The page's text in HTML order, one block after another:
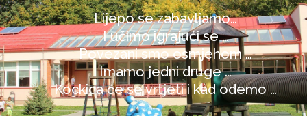
Lijepo se zabavljamo…
I učimo igrajući se …
Povezani smo osmjehom …
Imamo jedni druge …
Kockica će se vrtjeti i kad odemo …